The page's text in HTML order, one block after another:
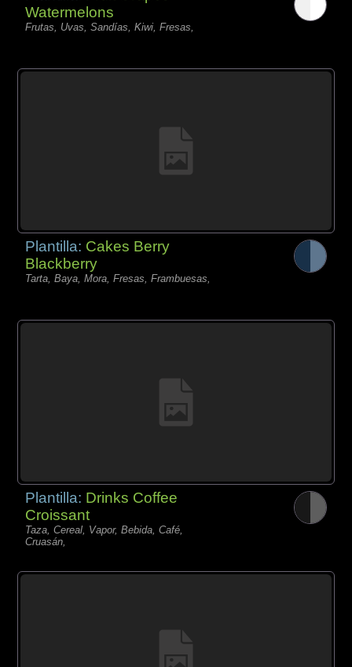
Watermelons
Frutas, Uvas, Sandías, Kiwi, Fresas,
Plantilla: Cakes Berry
Blackberry
Tarta, Baya, Mora, Fresas, Frambuesas,
Plantilla: Drinks Coffee
Croissant
Taza, Cereal, Vapor, Bebida, Café,
Cruasán,